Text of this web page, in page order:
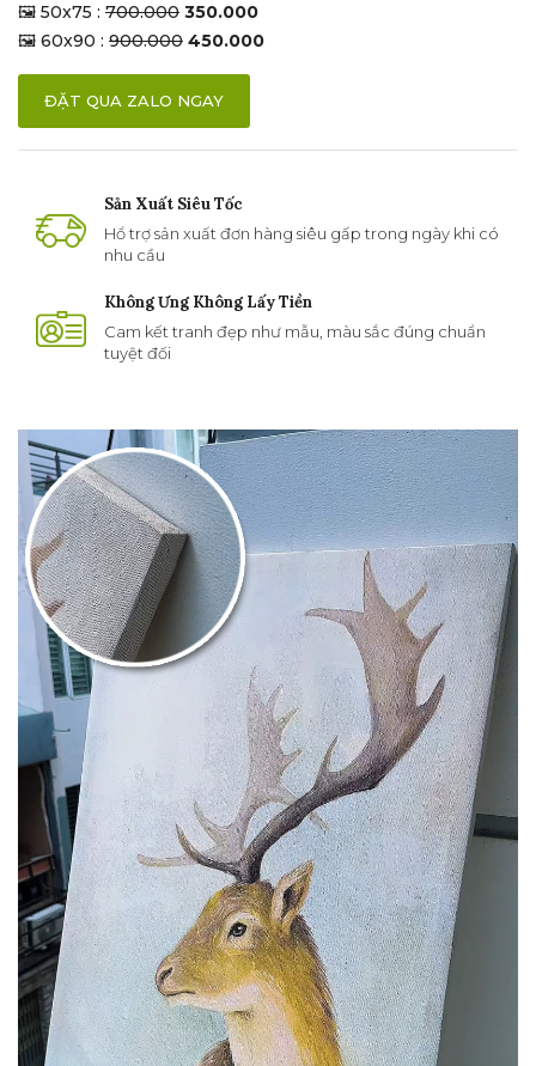
🖼 50x75 : 700.000 350.000
🖼 60x90 : 900.000 450.000
ĐẶT QUA ZALO NGAY
Sản Xuất Siêu Tốc
Hổ trợ sản xuất đơn hàng siêu gấp trong ngày khi có
nhu cầu
Không Ưng Không Lấy Tiền
Cam kết tranh đẹp như mẫu, màu sắc đúng chuẩn
tuyệt đối